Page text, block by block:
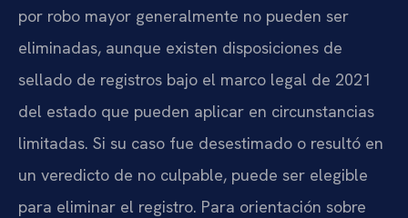
por robo mayor generalmente no pueden ser
eliminadas, aunque existen disposiciones de
sellado de registros bajo el marco legal de 2021
del estado que pueden aplicar en circunstancias
limitadas. Si su caso fue desestimado o resultó en
un veredicto de no culpable, puede ser elegible
para eliminar el registro. Para orientación sobre